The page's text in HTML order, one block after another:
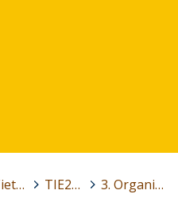
Tietotekniikka TIE2 - Tekstinkäsittely ja esitysgrafiikka 3. Organisaatiokaavio